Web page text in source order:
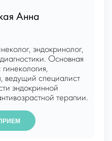
Анна
эндокринолог,
Основная
ведущий специалист
эндокринной
терапии.